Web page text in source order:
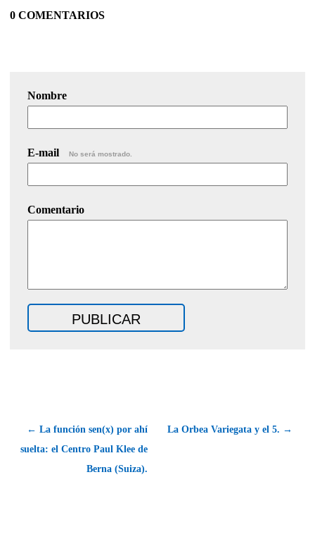
0 COMENTARIOS
Nombre
E-mail No será mostrado.
Comentario
← La función sen(x) por ahí
suelta: el Centro Paul Klee de
Berna (Suiza).
La Orbea Variegata y el 5. →